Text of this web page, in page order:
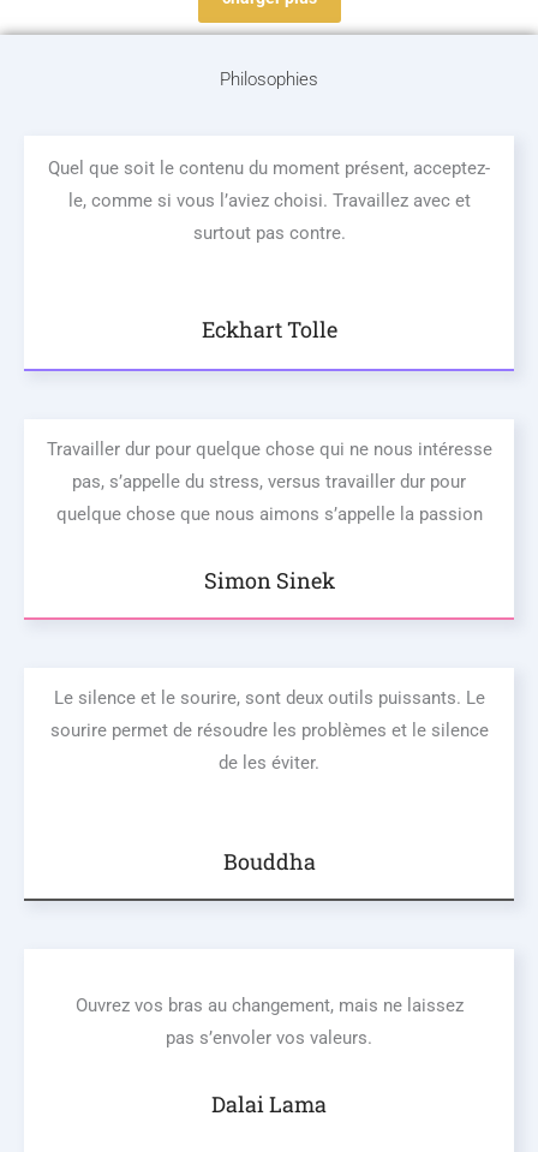
Philosophies
Quel que soit le contenu du moment présent, acceptez-
le, comme si vous l’aviez choisi. Travaillez avec et
surtout pas contre.
Eckhart Tolle
Travailler dur pour quelque chose qui ne nous intéresse
pas, s’appelle du stress, versus travailler dur pour
quelque chose que nous aimons s’appelle la passion
Simon Sinek
Le silence et le sourire, sont deux outils puissants. Le
sourire permet de résoudre les problèmes et le silence
de les éviter.
Bouddha
Ouvrez vos bras au changement, mais ne laissez
pas s’envoler vos valeurs.
Dalai Lama